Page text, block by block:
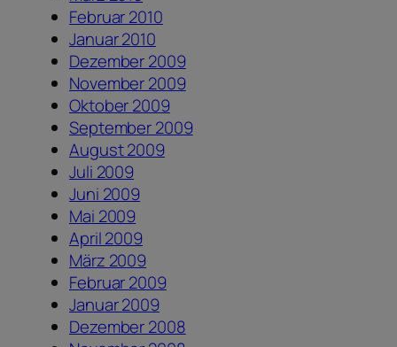
Februar 2010
Januar 2010
Dezember 2009
November 2009
Oktober 2009
September 2009
August 2009
Juli 2009
Juni 2009
Mai 2009
April 2009
März 2009
Februar 2009
Januar 2009
Dezember 2008